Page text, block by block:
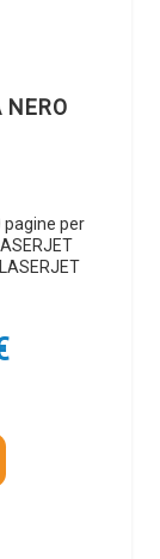
pagine per
Il